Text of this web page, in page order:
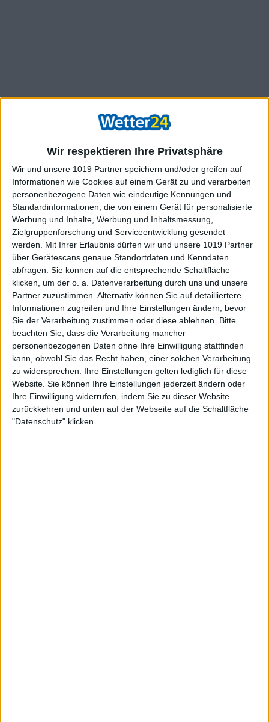
Wir respektieren Ihre Privatsphäre
Wir und unsere 1019 Partner speichern und/oder greifen auf
Informationen wie Cookies auf einem Gerät zu und verarbeiten
personenbezogene Daten wie eindeutige Kennungen und
Standardinformationen, die von einem Gerät für personalisierte
Werbung und Inhalte, Werbung und Inhaltsmessung,
Zielgruppenforschung und Serviceentwicklung gesendet
werden.
Mit Ihrer Erlaubnis dürfen wir und unsere 1019 Partner
über Gerätescans genaue Standortdaten und Kenndaten
abfragen. Sie können auf die entsprechende Schaltfläche
klicken, um der o. a. Datenverarbeitung durch uns und unsere
Partner zuzustimmen. Alternativ können Sie auf detailliertere
Informationen zugreifen und Ihre Einstellungen ändern, bevor
Sie der Verarbeitung zustimmen oder diese ablehnen.
Bitte
beachten Sie, dass die Verarbeitung mancher
personenbezogenen Daten ohne Ihre Einwilligung stattfinden
kann, obwohl Sie das Recht haben, einer solchen Verarbeitung
zu widersprechen. Ihre Einstellungen gelten lediglich für diese
Website. Sie können Ihre Einstellungen jederzeit ändern oder
Ihre Einwilligung widerrufen, indem Sie zu dieser Website
zurückkehren und unten auf der Webseite auf die Schaltfläche
"Datenschutz" klicken.